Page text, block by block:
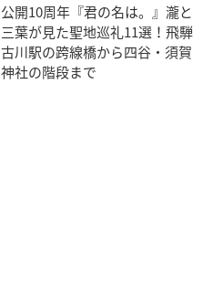
公開10周年『君の名は。』瀧と
三葉が見た聖地巡礼11選！飛騨
古川駅の跨線橋から四谷・須賀
神社の階段まで